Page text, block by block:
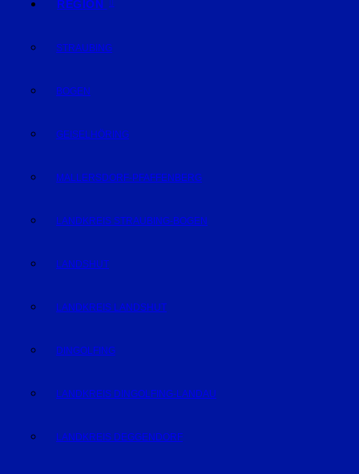
REGION
STRAUBING
BOGEN
GEISELHÖRING
MALLERSDORF-PFAFFENBERG
LANDKREIS STRAUBING-BOGEN
LANDSHUT
LANDKREIS LANDSHUT
DINGOLFING
LANDKREIS DINGOLFING-LANDAU
LANDKREIS DEGGENDORF